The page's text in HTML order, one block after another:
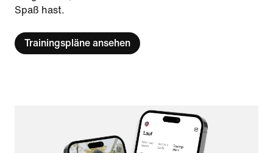
Spaß hast.
Trainingspläne ansehen